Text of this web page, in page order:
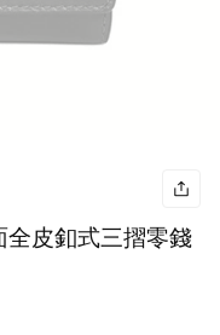
皮釦式三摺零錢